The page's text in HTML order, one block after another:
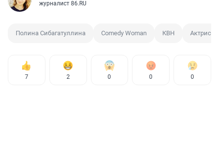
журналист 86.RU
Полина Сибагатуллина Comedy Woman КВН Актриса
7 2 0 0 0